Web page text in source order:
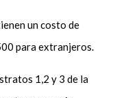
un costo de
para extranjeros.
1,2 y 3 de la